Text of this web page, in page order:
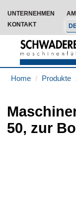
UNTERNEHMEN
KONTAKT
Home Produkte
50, zur